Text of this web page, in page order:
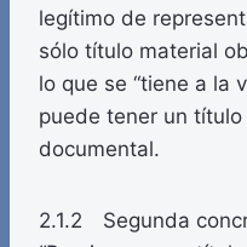
legítimo de
sólo título material
lo que se “tiene a la
puede tener un
documental.
2.1.2 Segunda